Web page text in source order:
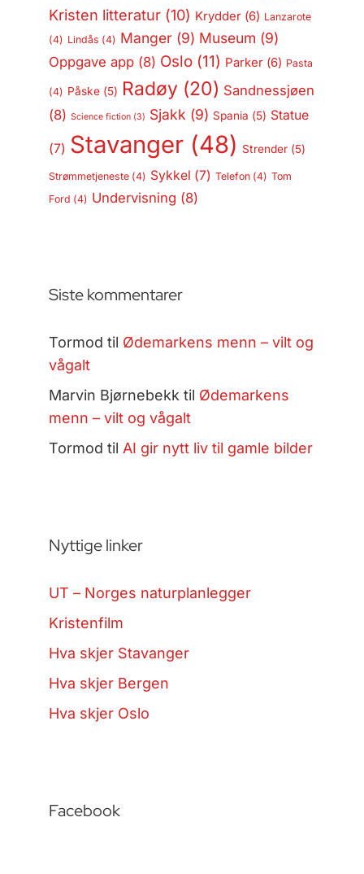
Kristen litteratur(10) Krydder(6) Lanzarote
(4) Lindås (4) Manger(9) Museum (9)
Oppgave app(8) Oslo(11) Parker(6) Pasta
(4) Påske(5) Radøy(20) Sandnessjøen
(8) Science fiction(3) Sjakk (9) Spania (5) Statue
(7) Stavanger(48) Strender(5)
Strømmetjeneste(4) Sykkel (7) Telefon(4) Tom
Ford (4) Undervisning (8)
Siste kommentarer
Tormod til Ødemarkens menn – vilt og
vågalt
Marvin Bjørnebekktil Ødemarkens
menn – vilt og vågalt
Tormod til AI gir nytt liv til gamle bilder
Nyttige linker
UT – Norges naturplanlegger
Kristenfilm
Hva skjer Stavanger
Hva skjer Bergen
Hva skjer Oslo
Facebook